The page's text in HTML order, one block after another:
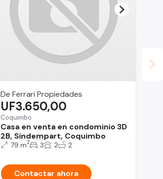
De Ferrari Propiedades
Coquimbo
Casa en venta en condominio 3D
2B, Sindempart, Coquimbo
UF3.650,00
79 m2 3 2 2
Contactar ahora